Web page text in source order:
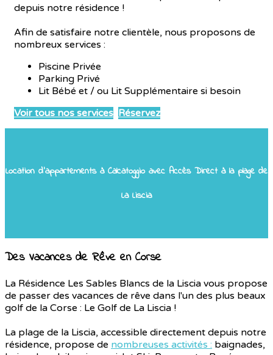
depuis notre résidence !
Afin de satisfaire notre clientèle, nous proposons de
nombreux services :
Piscine Privée
Parking Privé
Lit Bébé et / ou Lit Supplémentaire si besoin
Voir tous nos services Réservez
Location d'appartements à Calcatoggio avec Accès Direct à la plage de
La Liscia
Des Vacances de Rêve en Corse
La Résidence Les Sables Blancs de la Liscia vous propose
de passer des vacances de rêve dans l'un des plus beaux
golf de la Corse : Le Golf de La Liscia !
La plage de la Liscia, accessible directement depuis notre
résidence, propose de nombreuses activités : baignades,